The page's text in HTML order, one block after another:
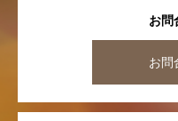
お問
お問